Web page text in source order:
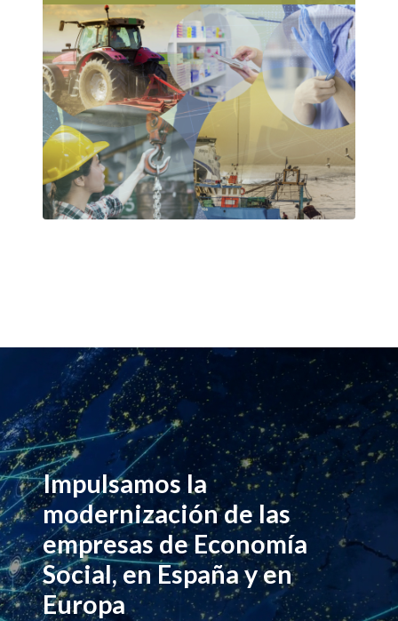
Impulsamos la
modernización de las
empresas de Economía
Social, en España y en
Europa